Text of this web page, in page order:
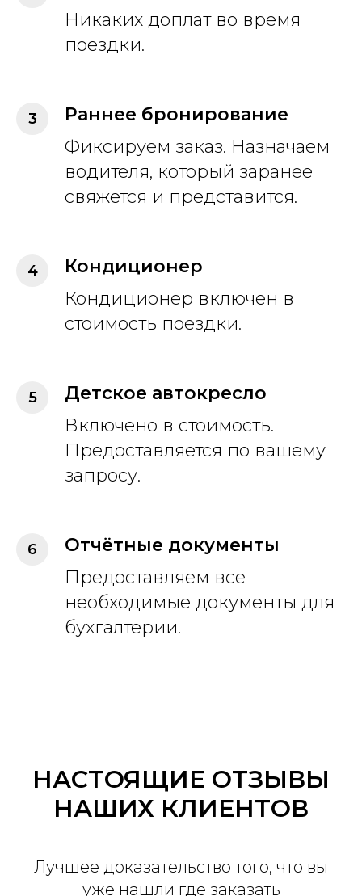
Никаких доплат во время
поездки.
Раннее бронирование
Фиксируем заказ. Назначаем
водителя, который заранее
свяжется и представится.
Кондиционер
Кондиционер включен в
стоимость поездки.
Детское автокресло
Включено в стоимость.
Предоставляется по вашему
запросу.
Отчётные документы
Предоставляем все
необходимые документы для
бухгалтерии.
НАСТОЯЩИЕ ОТЗЫВЫ
НАШИХ КЛИЕНТОВ
Лучшее доказательство того, что вы
уже нашли где заказать